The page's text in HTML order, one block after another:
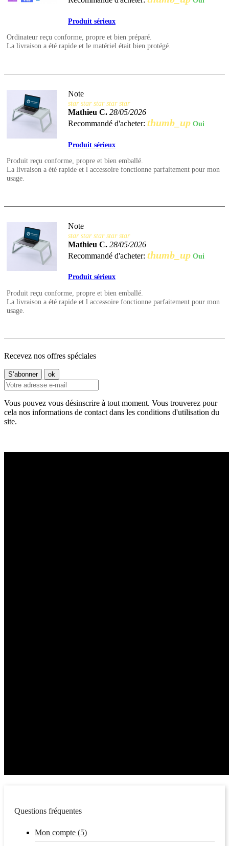
Produit sérieux
Ordinateur reçu conforme, propre et bien préparé.
La livraison a été rapide et le matériel était bien protégé.
Note
star star star star star
Mathieu C. 28/05/2026
Recommandé d'acheter: thumb_up Oui
Produit sérieux
Produit reçu conforme, propre et bien emballé.
La livraison a été rapide et l accessoire fonctionne parfaitement pour mon
usage.
Note
star star star star star
Mathieu C. 28/05/2026
Recommandé d'acheter: thumb_up Oui
Produit sérieux
Produit reçu conforme, propre et bien emballé.
La livraison a été rapide et l accessoire fonctionne parfaitement pour mon
usage.
Recevez nos offres spéciales
Vous pouvez vous désinscrire à tout moment. Vous trouverez pour
cela nos informations de contact dans les conditions d'utilisation du
site.
Questions fréquentes
Mon compte (5)